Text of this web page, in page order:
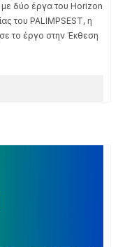
δύο έργα του Horizon
του PALIMPSEST, η
το έργο στην Έκθεση